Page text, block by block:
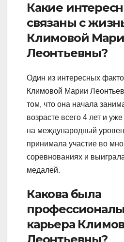
Какие
связаны с
Климовой
Леонтьевны?
Один из интересных
Климовой Марии
том, что она начала
возрасте всего 4 лет и
на международный
принимала участие во
соревнованиях и
медалей.
Какова была
карьера